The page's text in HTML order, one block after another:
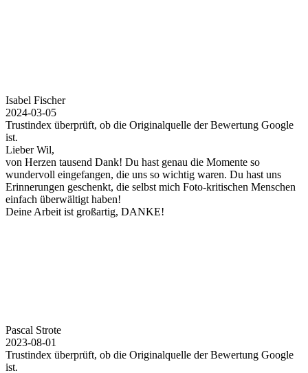
Isabel Fischer
2024-03-05
Trustindex überprüft, ob die Originalquelle der Bewertung Google
ist.
Lieber Wil,
von Herzen tausend Dank! Du hast genau die Momente so
wundervoll eingefangen, die uns so wichtig waren. Du hast uns
Erinnerungen geschenkt, die selbst mich Foto-kritischen Menschen
einfach überwältigt haben!
Deine Arbeit ist großartig, DANKE!
Pascal Strote
2023-08-01
Trustindex überprüft, ob die Originalquelle der Bewertung Google
ist.